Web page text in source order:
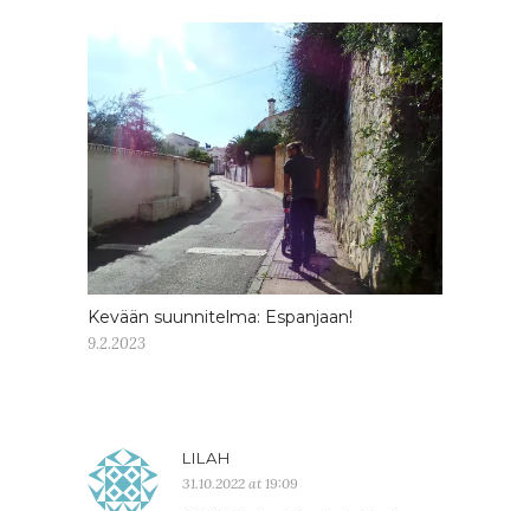
Kevään suunnitelma: Espanjaan!
9.2.2023
LILAH
31.10.2022 at 19:09